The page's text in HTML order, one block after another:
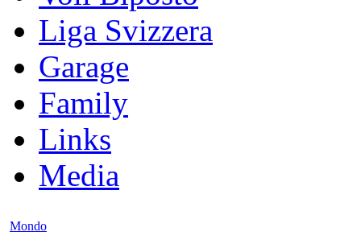
Liga Svizzera
Garage
Family
Links
Media
Mondo